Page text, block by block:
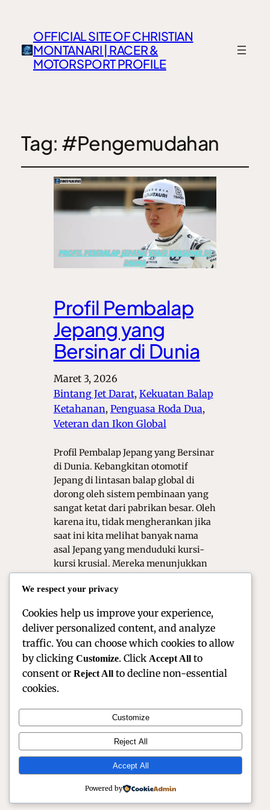
OFFICIAL SITE OF CHRISTIAN
MONTANARI | RACER &
MOTORSPORT PROFILE
Tag: #Pengemudahan
Profil Pembalap
Jepang yang
Bersinar di Dunia
Maret 3, 2026
Bintang Jet Darat, Kekuatan Balap
Ketahanan, Penguasa Roda Dua ,
Veteran dan Ikon Global
Profil Pembalap Jepang yang Bersinar
di Dunia. Kebangkitan otomotif
Jepang di lintasan balap global di
dorong oleh sistem pembinaan yang
sangat ketat dari pabrikan besar. Oleh
karena itu, tidak mengherankan jika
saat ini kita melihat banyak nama
asal Jepang yang menduduki kursi-
kursi krusial. Mereka menunjukkan
bawah tekanan kompetisi yang
Official Site of Christian Montanari | Racer &
Motorsport Profile
We respect your privacy
Cookies help us improve your experience,
deliver personalized content, and analyze
traffic. You can choose which cookies to allow
by clicking Customize. Click Accept All to
consent or Reject All to decline non-essential
cookies.
Customize
Reject All
Accept All
Powered by